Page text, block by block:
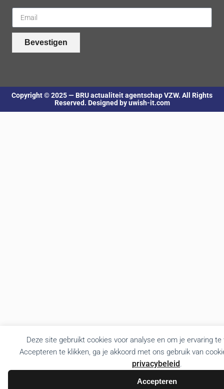
Deze site gebruikt cookies voor analyse en om je ervaring
Accepteren te klikken, ga je akkoord met ons gebruik van
privacybeleid.
Accepteren
Bevestigen
Copyright © 2025 — BRU actualiteit agentschap VZW. All Rights
Reserved. Designed by uwish-it.com